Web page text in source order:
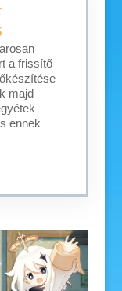
a frissítő
majd
ennek